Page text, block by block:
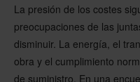
La presión de los costes
preocupaciones de las
disminuir. La energía, el
obra y el cumplimiento
de suministro. En una